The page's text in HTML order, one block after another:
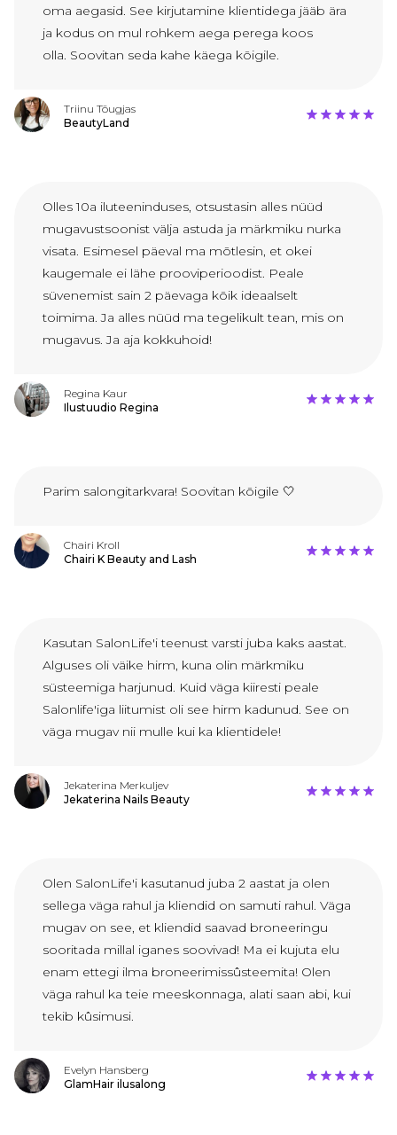
oma aegasid. See kirjutamine klientidega jääb ära
ja kodus on mul rohkem aega perega koos
olla. Soovitan seda kahe käega kõigile.
Triinu Tõugjas
BeautyLand
Olles 10a iluteeninduses, otsustasin alles nüüd
mugavustsoonist välja astuda ja märkmiku nurka
visata. Esimesel päeval ma mõtlesin, et okei
kaugemale ei lähe prooviperioodist. Peale
süvenemist sain 2 päevaga kõik ideaalselt
toimima. Ja alles nüüd ma tegelikult tean, mis on
mugavus. Ja aja kokkuhoid!
Regina Kaur
Ilustuudio Regina
Parim salongitarkvara! Soovitan kõigile 🤍
Chairi Kroll
Chairi K Beauty and Lash
Kasutan SalonLife'i teenust varsti juba kaks aastat.
Alguses oli väike hirm, kuna olin märkmiku
süsteemiga harjunud. Kuid väga kiiresti peale
Salonlife'iga liitumist oli see hirm kadunud. See on
väga mugav nii mulle kui ka klientidele!
Jekaterina Merkuljev
Jekaterina Nails Beauty
Olen SalonLife'i kasutanud juba 2 aastat ja olen
sellega väga rahul ja kliendid on samuti rahul. Väga
mugav on see, et kliendid saavad broneeringu
sooritada millal iganes soovivad! Ma ei kujuta elu
enam ettegi ilma broneerimissûsteemita! Olen
väga rahul ka teie meeskonnaga, alati saan abi, kui
tekib kûsimusi.
Evelyn Hansberg
GlamHair ilusalong